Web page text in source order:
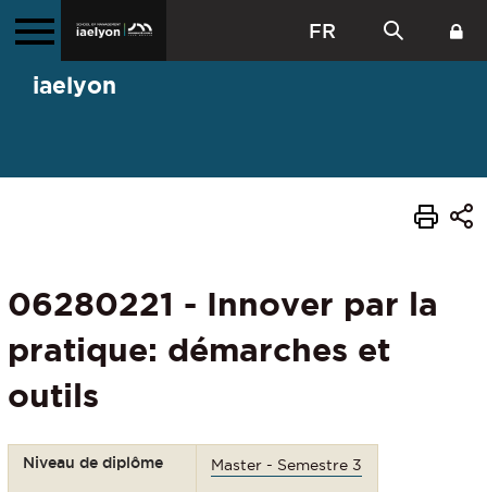
FR
iaelyon
06280221 - Innover par la
pratique: démarches et
outils
Niveau de diplôme Master - Semestre 3